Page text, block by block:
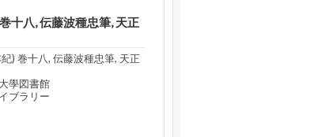
十八, 伝藤波種忠筆, 天正
) 巻十八, 伝藤波種忠筆, 天正
學図書館
ブラリー